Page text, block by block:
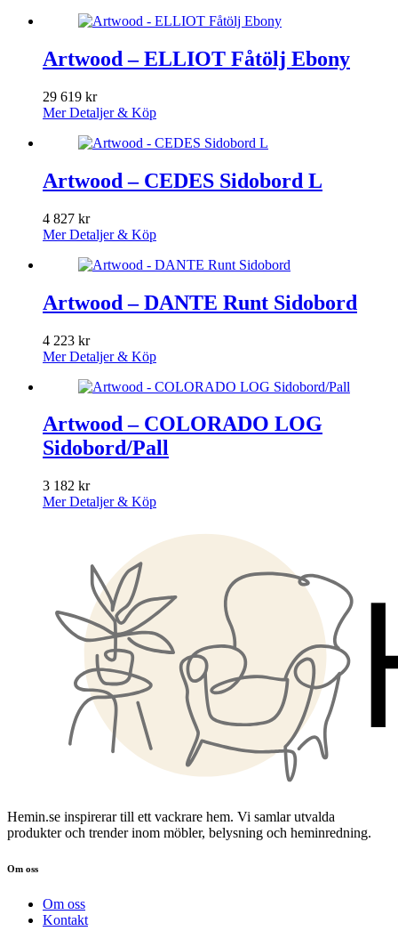
Artwood – ELLIOT Fåtölj Ebony
29 619 kr
Mer Detaljer & Köp
Artwood – CEDES Sidobord L
4 827 kr
Mer Detaljer & Köp
Artwood – DANTE Runt Sidobord
4 223 kr
Mer Detaljer & Köp
Artwood – COLORADO LOG
Sidobord/Pall
3 182 kr
Mer Detaljer & Köp
Hemin.se inspirerar till ett vackrare hem. Vi samlar utvalda
produkter och trender inom möbler, belysning och heminredning.
Om oss
Om oss
Kontakt